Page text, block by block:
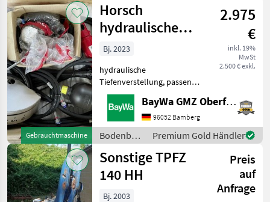
MARKTPLATZ
Marktplatz Händlerangebote Kleinanzeigen
Gebrauchtmaschine
Horsch
hydraulische
Tiefenverstellung
2.975
€
inkl. 19%
MwSt
2.500 € exkl.
Bj. 2023
hydraulische
Tiefenverstellung, passend
zu Horsch Joker 5 CT,
Baujahr 2023Diese
Maschine wird auf www.ab-
auction.com versteigert.
Bodenbearbeitung Sonstige
Bodenbearbe
BayWa GMZ Oberfranken
96052 Bamberg
Bodenbearbeitung
/ Horsch
Premium Gold Händler
Sonstige TPFZ
140 HH
Preis
auf
Anfrage
Bj. 2003